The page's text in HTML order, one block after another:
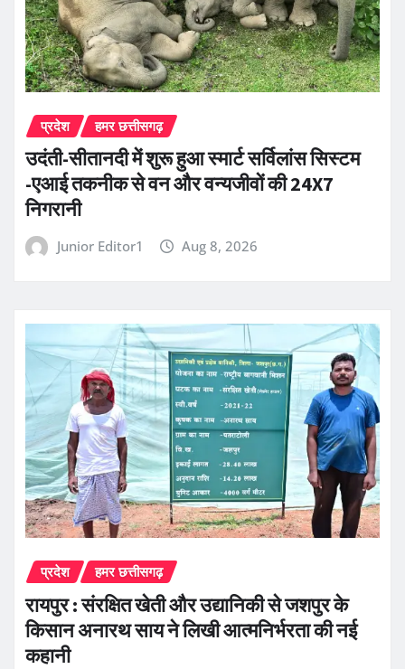
प्रदेश हमर छत्तीसगढ़
उदंती-सीतानदी में शुरू हुआ स्मार्ट सर्विलांस सिस्टम
-एआई तकनीक से वन और वन्यजीवों की 24X7
निगरानी
Junior Editor1 Aug 8, 2026
प्रदेश हमर छत्तीसगढ़
रायपुर : संरक्षित खेती और उद्यानिकी से जशपुर के
किसान अनारथ साय ने लिखी आत्मनिर्भरता की नई
कहानी